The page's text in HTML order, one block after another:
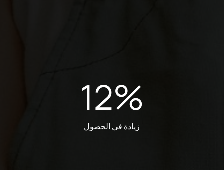
12%
زيادة في الحصول